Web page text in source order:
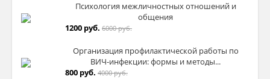
Психология межличностных отношений и
общения
1200 руб. 6000 руб.
Организация профилактической работы по
ВИЧ-инфекции: формы и методы...
800 руб. 4000 руб.